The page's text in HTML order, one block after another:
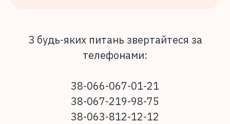
З будь-яких питань звертайтеся за
телефонами:
38-066-067-01-21
38-067-219-98-75
38-063-812-12-12